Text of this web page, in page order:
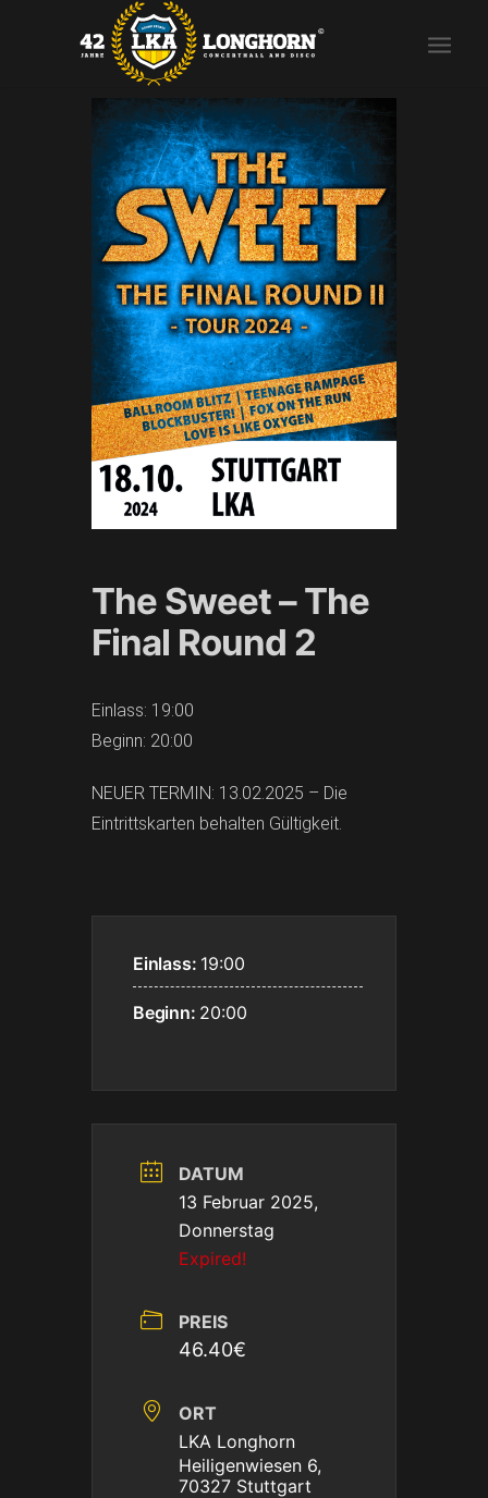
The Sweet – The
Final Round 2
Einlass: 19:00
Beginn: 20:00
NEUER TERMIN: 13.02.2025 – Die
Eintrittskarten behalten Gültigkeit.
Einlass: 19:00
Beginn: 20:00
DATUM
13 Februar 2025,
Donnerstag
Expired!
PREIS
46.40€
ORT
LKA Longhorn
Heiligenwiesen 6,
70327 Stuttgart